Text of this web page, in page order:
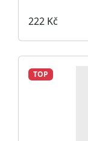
222 Kč
TOP